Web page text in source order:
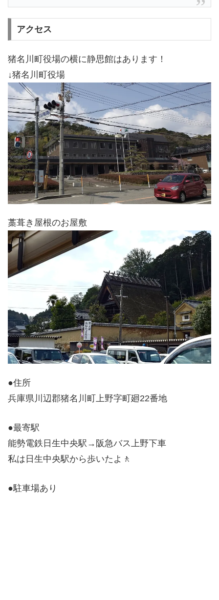
アクセス
猪名川町役場の横に静思館はあります！
↓猪名川町役場
藁葺き屋根のお屋敷
●住所
兵庫県川辺郡猪名川町上野字町廻22番地
●最寄駅
能勢電鉄日生中央駅→阪急バス上野下車
私は日生中央駅から歩いたよ🚶
●駐車場あり